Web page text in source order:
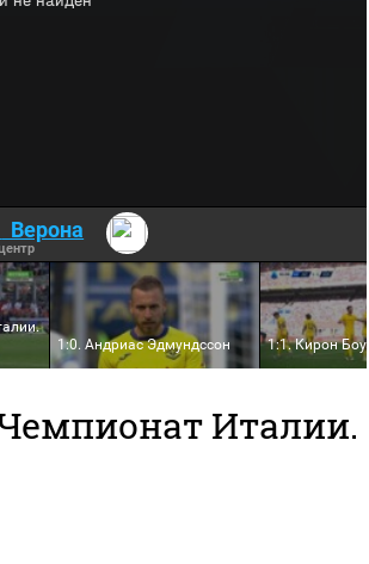
Верона
1:0. Андриас Эдмундссон 1:1. Кирон Боуи
Италии.